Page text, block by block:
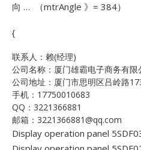
向 … （mtrAngle 》= 384）
{
联系人：赖(经理)
公司名称：厦门雄霸电子商务有限
公司地址：厦门市思明区吕岭路
手机：17750010683
QQ：3221366881
邮箱：3221366881@qq.com
Display operation panel